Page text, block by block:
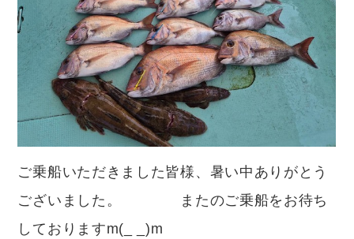
ご乗船いただきました皆様、暑い中ありがとう
ございました。 またのご乗船をお待ち
しておりますm(_ _)m